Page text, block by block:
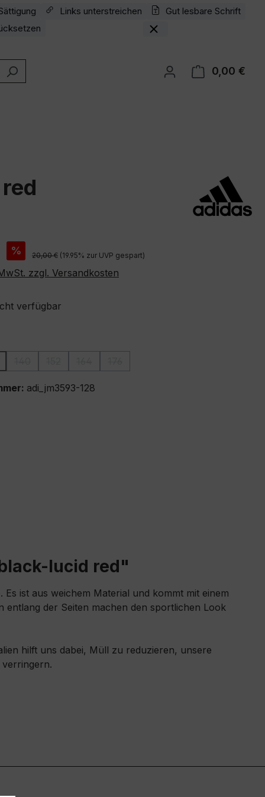
Links unterstreichen
Gut lesbare Schrift
0,00 €
% Regulärer Preis:
20,00 € (19.95% zur UVP gespart)
zzgl. Versandkosten
verfügbar
ist zurzeit nicht verfügbar.)
Option ist zurzeit nicht verfügbar.)
adi_jm3593-128
lucid red"
ist aus weichem Material und kommt mit einem
entlang der Seiten machen den sportlichen Look
hilft uns dabei, Müll zu reduzieren, unsere